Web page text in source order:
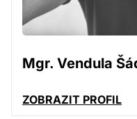
Mgr. Vendula
ZOBRAZIT PROFIL